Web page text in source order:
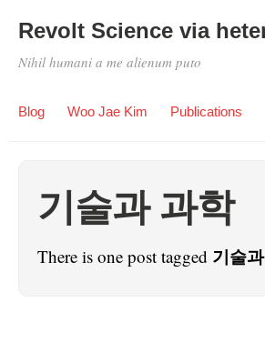
Revolt Science via
Nihil humani a me alienum puto
Blog Woo Jae Kim Publications
기술과 과학
There is one post tagged 기술